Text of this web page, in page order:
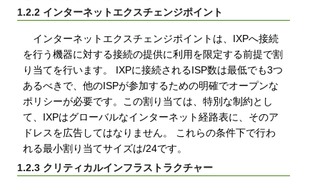
1.2.2 インターネットエクスチェンジポイント
インターネットエクスチェンジポイントは、IXPへ接続
を行う機器に対する接続の提供に利用を限定する前提で割
り当てを行います。 IXPに接続されるISP数は最低でも3つ
あるべきで、他のISPが参加するための明確でオープンな
ポリシーが必要です。この割り当ては、特別な制約とし
て、IXPはグローバルなインターネット経路表に、そのア
ドレスを広告してはなりません。 これらの条件下で行わ
れる最小割り当てサイズは/24です。
1.2.3 クリティカルインフラストラクチャー